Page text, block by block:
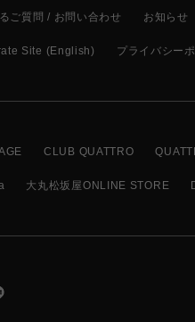
ご質問 / お問い合わせ お知らせ
Site (English) プライバシー
CLUB QUATTRO
大丸松坂屋ONLINE STORE